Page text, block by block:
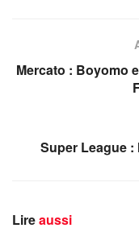
Mercato : Boyomo
Super League :
Lireaussi